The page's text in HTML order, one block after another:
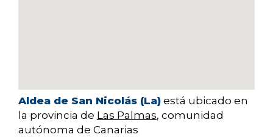
Aldea de San Nicolás (La) está ubicado en
la provincia de Las Palmas, comunidad
autónoma de Canarias